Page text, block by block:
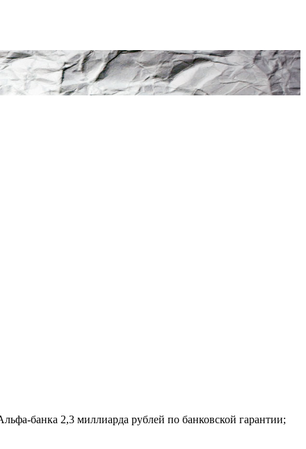
банка 2,3 миллиарда рублей по банковской гарантии;